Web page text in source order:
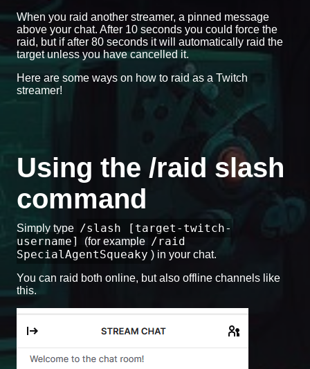
When you raid another streamer, a pinned message
above your chat. After 10 seconds you could force the
raid, but if after 80 seconds it will automatically raid the
target unless you have cancelled it.
Here are some ways on how to raid as a Twitch
streamer!
Using the /raid slash
command
Simply type /slash [target-twitch-
username]
(for example /raid
SpecialAgentSqueaky ) in your chat.
You can raid both online, but also offline channels like
this.